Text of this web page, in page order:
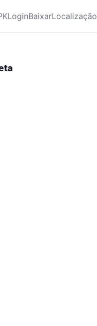
LoginBaixarLocalização